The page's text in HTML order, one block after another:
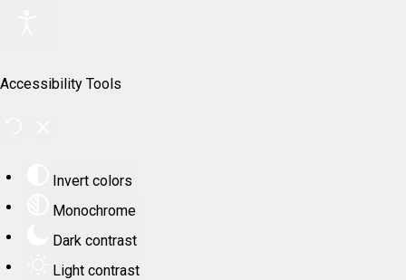
Accessibility Tools
Invert colors
Monochrome
Dark contrast
Light contrast